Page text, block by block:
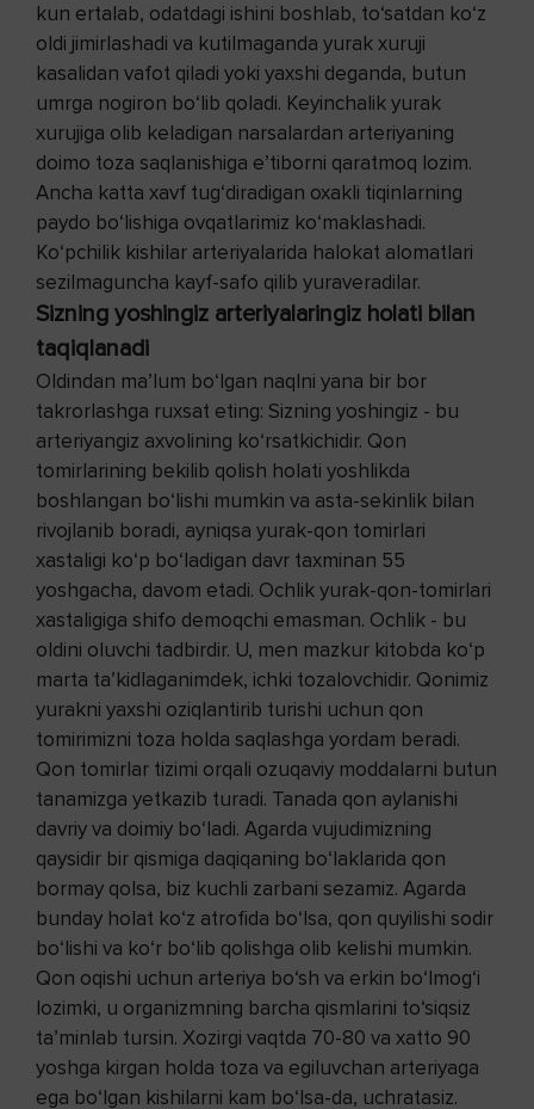
kun ertalab, odatdagi ishini boshlab, to‘satdan ko‘z
oldi jimirlashadi va kutilmaganda yurak xuruji
kasalidan vafot qiladi yoki yaxshi deganda, butun
umrga nogiron bo‘lib qoladi. Keyinchalik yurak
xurujiga olib keladigan narsalardan arteriyaning
doimo toza saqlanishiga e’tiborni qaratmoq lozim.
Ancha katta xavf tug‘diradigan oxakli tiqinlarning
paydo bo‘lishiga ovqatlarimiz ko‘maklashadi.
Ko‘pchilik kishilar arteriyalarida halokat alomatlari
sezilmaguncha kayf-safo qilib yuraveradilar.
Sizning yoshingiz arteriyalaringiz holati bilan
taqiqlanadi
Oldindan ma’lum bo‘lgan naqlni yana bir bor
takrorlashga ruxsat eting: Sizning yoshingiz - bu
arteriyangiz axvolining ko‘rsatkichidir. Qon
tomirlarining bekilib qolish holati yoshlikda
boshlangan bo‘lishi mumkin va asta-sekinlik bilan
rivojlanib boradi, ayniqsa yurak-qon tomirlari
xastaligi ko‘p bo‘ladigan davr taxminan 55
yoshgacha, davom etadi. Ochlik yurak-qon-tomirlari
xastaligiga shifo demoqchi emasman. Ochlik - bu
oldini oluvchi tadbirdir. U, men mazkur kitobda ko‘p
marta ta’kidlaganimdek, ichki tozalovchidir. Qonimiz
yurakni yaxshi oziqlantirib turishi uchun qon
tomirimizni toza holda saqlashga yordam beradi.
Qon tomirlar tizimi orqali ozuqaviy moddalarni butun
tanamizga yetkazib turadi. Tanada qon aylanishi
davriy va doimiy bo‘ladi. Agarda vujudimizning
qaysidir bir qismiga daqiqaning bo‘laklarida qon
bormay qolsa, biz kuchli zarbani sezamiz. Agarda
bunday holat ko‘z atrofida bo‘lsa, qon quyilishi sodir
bo‘lishi va ko‘r bo‘lib qolishga olib kelishi mumkin.
Qon oqishi uchun arteriya bo‘sh va erkin bo‘lmog‘i
lozimki, u organizmning barcha qismlarini to‘siqsiz
ta’minlab tursin. Xozirgi vaqtda 70-80 va xatto 90
yoshga kirgan holda toza va egiluvchan arteriyaga
ega bo‘lgan kishilarni kam bo‘lsa-da, uchratasiz.